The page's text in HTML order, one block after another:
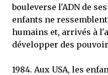
bouleverse l'ADN de
enfants ne
humains et, arrivés à
développer des
1984. Aux USA, les